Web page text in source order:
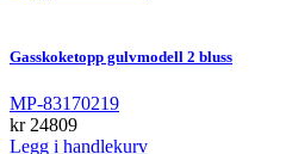
Gasskoketopp gulvmodell 2 bluss
MP-83170219
kr24809
Legg i handlekurv